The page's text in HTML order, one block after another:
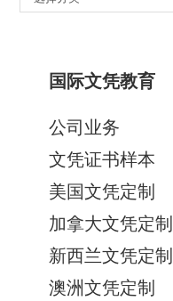
类
国际文凭教育
公司业务
文凭证书样本
美国文凭定制
加拿大文凭定制
新西兰文凭定制
澳洲文凭定制